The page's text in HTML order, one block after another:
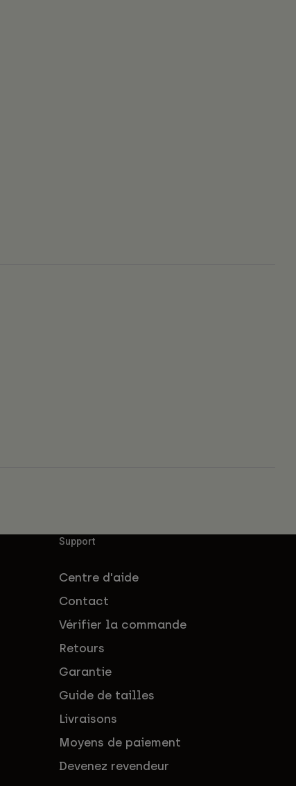
Support
Centre d'aide
Contact
Vérifier la commande
Retours
Garantie
Guide de tailles
Livraisons
Moyens de paiement
Devenez revendeur